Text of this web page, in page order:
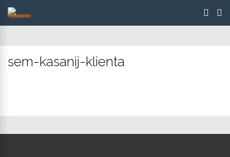
sem-kasanij-klienta